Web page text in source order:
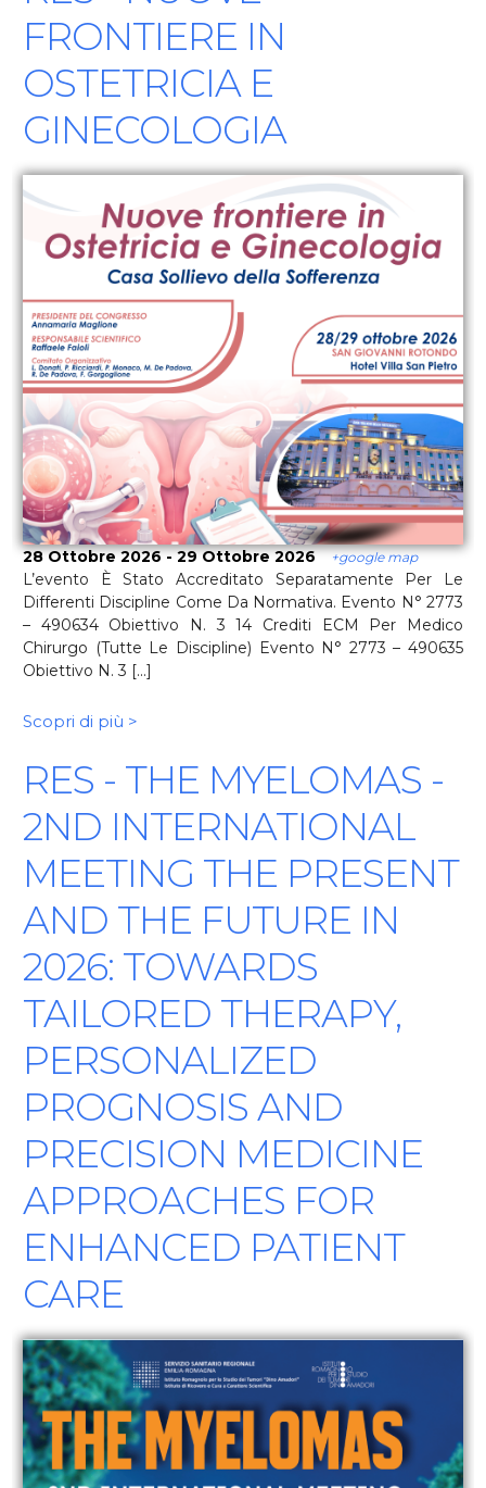
FRONTIERE IN
OSTETRICIA E
GINECOLOGIA
28 Ottobre 2026 - 29 Ottobre 2026 +google map
L’evento È Stato Accreditato Separatamente Per Le
Differenti Discipline Come Da Normativa. Evento N° 2773
– 490634 Obiettivo N. 3 14 Crediti ECM Per Medico
Chirurgo (tutte Le Discipline) Evento N° 2773 – 490635
Obiettivo N. 3 [...]
Scopri di più >
RES - THE MYELOMAS -
2ND INTERNATIONAL
MEETING THE PRESENT
AND THE FUTURE IN
2026: TOWARDS
TAILORED THERAPY,
PERSONALIZED
PROGNOSIS AND
PRECISION MEDICINE
APPROACHES FOR
ENHANCED PATIENT
CARE